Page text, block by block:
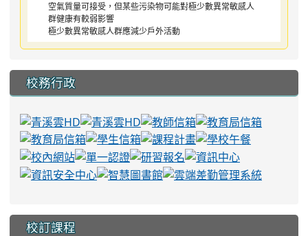
空氣質量可接受，但某些污染物可能對極少數異常敏感人
群健康有較弱影響
極少數異常敏感人群應減少戶外活動
校務行政
校訂課程